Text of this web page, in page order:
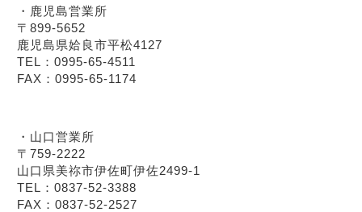
・鹿児島営業所
〒899-5652
鹿児島県姶良市平松4127
TEL：0995-65-4511
FAX：0995-65-1174
・山口営業所
〒759-2222
山口県美祢市伊佐町伊佐2499-1
TEL：0837-52-3388
FAX：0837-52-2527